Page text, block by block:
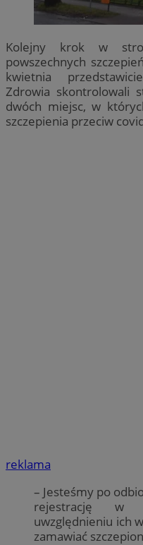
Kolejny krok w
powszechnych
kwietnia
Zdrowia skontrolowali
dwóch miejsc, w
szczepienia przeciw
reklama
– Jesteśmy po
rejestrację w
uwzględnieniu ich
zamawiać